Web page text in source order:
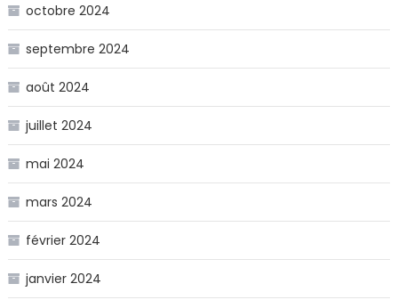
octobre 2024
septembre 2024
août 2024
juillet 2024
mai 2024
mars 2024
février 2024
janvier 2024